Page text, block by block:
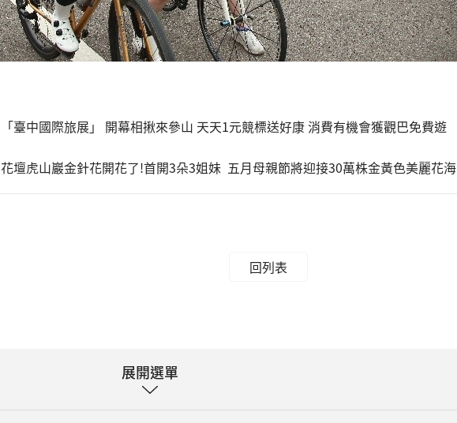
「臺中國際旅展」 開幕相揪來參山 天天1元競標送好康 消費有機會獲觀巴免費遊
花壇虎山巖金針花開花了!首開3朵3姐妹 五月母親節將迎接30萬株金黃色美麗花海
回列表
展開選單